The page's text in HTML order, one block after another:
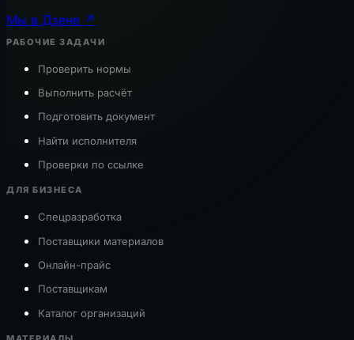
Мы в Дзене ↗
РАБОЧИЕ ЗАДАЧИ
Проверить нормы
Выполнить расчёт
Подготовить документ
Найти исполнителя
Проверки по ссылке
ДЛЯ БИЗНЕСА
Спецразработка
Поставщики материалов
Онлайн-прайс
Поставщикам
Каталог организаций